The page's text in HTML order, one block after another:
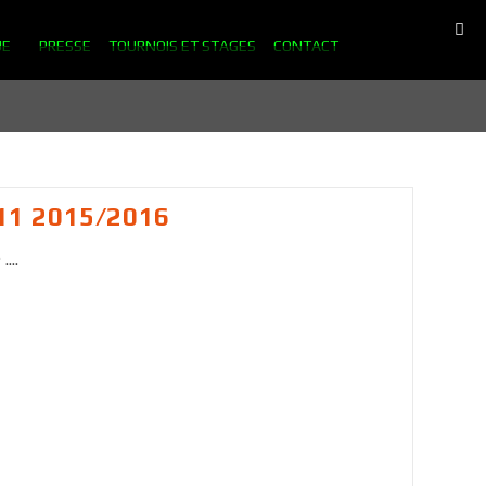
PRESSE TOURNOIS ET STAGES CONTACT
2015/2016